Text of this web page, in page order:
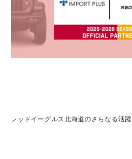
レッドイーグルス北海道のさらなる活